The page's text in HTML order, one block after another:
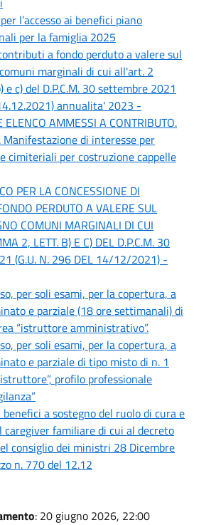
l’accesso ai benefici piano
per la famiglia 2025
a fondo perduto a valere sul
marginali di cui all'art. 2
c) del D.P.C.M. 30 settembre 2021
annualita' 2023 -
ELENCO AMMESSI A CONTRIBUTO.
Manifestazione di interesse per
cimiteriali per costruzione cappelle
PER LA CONCESSIONE DI
PERDUTO A VALERE SUL
COMUNI MARGINALI DI CUI
2, LETT. B) E C) DEL D.P.C.M. 30
(G.U. N. 296 DEL 14/12/2021) -
per soli esami, per la copertura, a
e parziale (18 ore settimanali) di
“istruttore amministrativo”.
per soli esami, per la copertura, a
e parziale di tipo misto di n. 1
profilo professionale
a sostegno del ruolo di cura e
caregiver familiare di cui al decreto
consiglio dei ministri 28 Dicembre
n. 770 del 12.12
: 20 giugno 2026, 22:00